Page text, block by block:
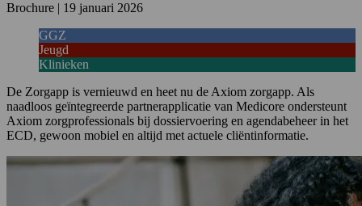
Brochure | 19 januari 2026
GGZ
Jeugd
Klinieken
De Zorgapp is vernieuwd en heet nu de Axiom zorgapp. Als
naadloos geïntegreerde partnerapplicatie van Medicore ondersteunt
Axiom zorgprofessionals bij dossiervoering en agendabeheer in het
ECD, gewoon mobiel en altijd met actuele cliëntinformatie.